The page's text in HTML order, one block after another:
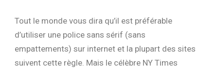
Tout le monde vous dira qu’il est préférable
d’utiliser une police sans sérif (sans
empattements) sur internet et la plupart des sites
suivent cette règle. Mais le célèbre NY Times